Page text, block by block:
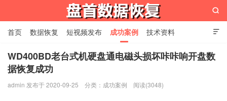
苏州盘首数据恢复

首页 数据恢复 短视频发布 成功案例 技术资料
关于我们 设备展示 常见问题

WD400BD老台式机硬盘通电磁头损坏咔咔响开盘数
据恢复成功
admin 发布于 2020-09-25 分类： 成功案例 阅读(3048)